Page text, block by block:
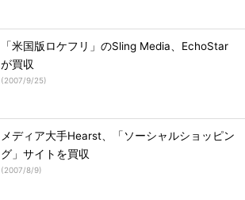
「米国版ロケフリ」のSling Media、EchoStar
が買収
(2007/9/25)
メディア大手Hearst、「ソーシャルショッピン
グ」サイトを買収
(2007/8/9)